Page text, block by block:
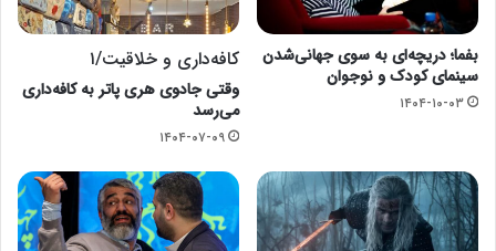
بفما؛ دریچه‌ای به سوی جهانی‌شدن
سینمای کودک و نوجوان
۱۴۰۴-۱۰-۰۳
کافه‌داری و خلاقیت/۱
وقتی جادوی هری پاتر به کافه‌داری
می‌‎رسد
۱۴۰۴-۰۷-۰۹